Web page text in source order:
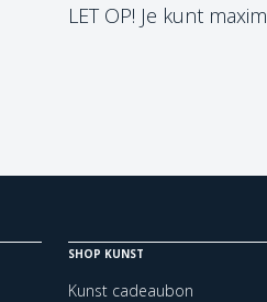
LET OP! Je kunt
SHOP KUNST
Kunst cadeaubon